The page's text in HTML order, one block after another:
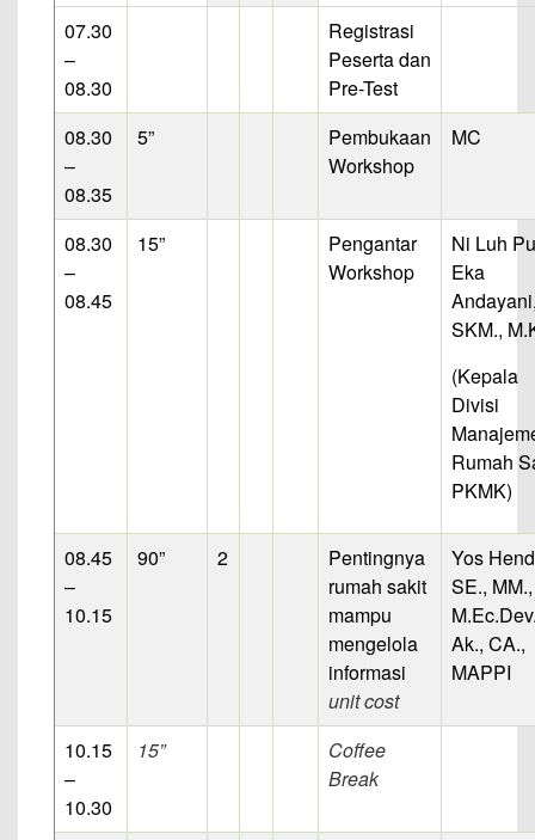
07.30
–
08.30
Registrasi
Peserta dan
Pre-Test
08.30
–
08.35
5”
Pembukaan
Workshop
MC
08.30
–
08.45
15”
Pengantar
Workshop
Ni Luh
Eka
SKM.,
(Kepala
Divisi
Rumah
PKMK)
08.45
–
10.15
90” 2
Pentingnya
rumah sakit
mampu
mengelola
informasi
unit cost
Yos
SE., MM.,
Ak., CA.,
MAPPI
10.15
–
10.30
15”
Coffee
Break